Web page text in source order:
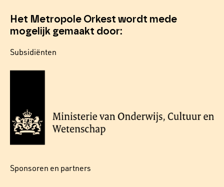
Het Metropole Orkest wordt mede
mogelijk gemaakt door:
Subsidiënten
Sponsoren en partners